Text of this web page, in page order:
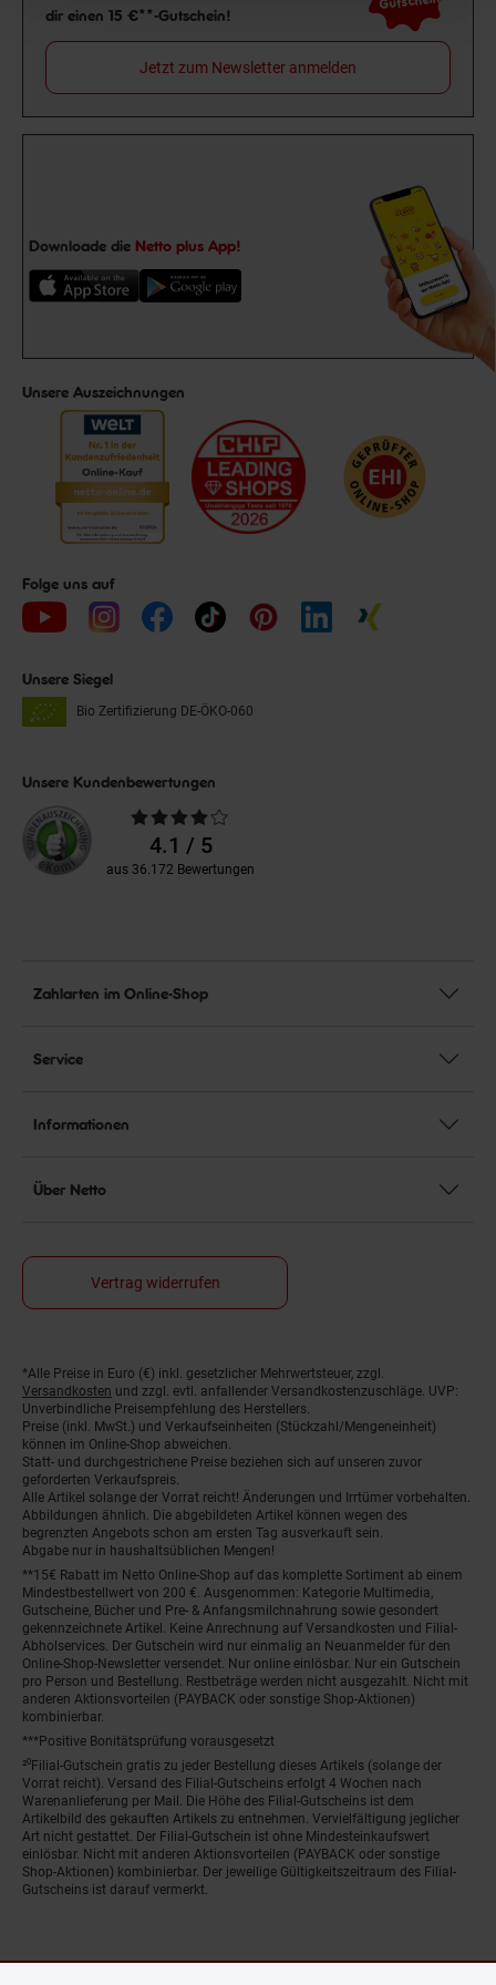
dir einen 15 €**-Gutschein!
Jetzt zum Newsletter anmelden
Downloade die Netto plus App!
Unsere Auszeichnungen
Folge uns auf
Unsere Siegel
Bio Zertifizierung DE-ÖKO-060
Unsere Kundenbewertungen
Durchschnittliche
Bewertungen4.1 / 5
aus 36.172 Bewertungen
Zahlarten im Online-Shop
Service
Informationen
Über Netto
Vertrag widerrufen
Fußnoten
*Alle Preise in Euro (€) inkl. gesetzlicher Mehrwertsteuer, zzgl.
Versandkosten und zzgl. evtl. anfallender Versandkostenzuschläge. UVP:
Unverbindliche Preisempfehlung des Herstellers.
Preise (inkl. MwSt.) und Verkaufseinheiten (Stückzahl/Mengeneinheit)
können im Online-Shop abweichen.
Statt- und durchgestrichene Preise beziehen sich auf unseren zuvor
geforderten Verkaufspreis.
Alle Artikel solange der Vorrat reicht! Änderungen und Irrtümer vorbehalten.
Abbildungen ähnlich. Die abgebildeten Artikel können wegen des
begrenzten Angebots schon am ersten Tag ausverkauft sein.
Abgabe nur in haushaltsüblichen Mengen!
**15€ Rabatt im Netto Online-Shop auf das komplette Sortiment ab einem
Mindestbestellwert von 200 €. Ausgenommen: Kategorie Multimedia,
Gutscheine, Bücher und Pre- & Anfangsmilchnahrung sowie gesondert
gekennzeichnete Artikel. Keine Anrechnung auf Versandkosten und Filial-
Abholservices. Der Gutschein wird nur einmalig an Neuanmelder für den
Online-Shop-Newsletter versendet. Nur online einlösbar. Nur ein Gutschein
pro Person und Bestellung. Restbeträge werden nicht ausgezahlt. Nicht mit
anderen Aktionsvorteilen (PAYBACK oder sonstige Shop-Aktionen)
kombinierbar.
***Positive Bonitätsprüfung vorausgesetzt
²⁰Filial-Gutschein gratis zu jeder Bestellung dieses Artikels (solange der
Vorrat reicht). Versand des Filial-Gutscheins erfolgt 4 Wochen nach
Warenanlieferung per Mail. Die Höhe des Filial-Gutscheins ist dem
Artikelbild des gekauften Artikels zu entnehmen. Vervielfältigung jeglicher
Art nicht gestattet. Der Filial-Gutschein ist ohne Mindesteinkaufswert
einlösbar. Nicht mit anderen Aktionsvorteilen (PAYBACK oder sonstige
Shop-Aktionen) kombinierbar. Der jeweilige Gültigkeitszeitraum des Filial-
Gutscheins ist darauf vermerkt.